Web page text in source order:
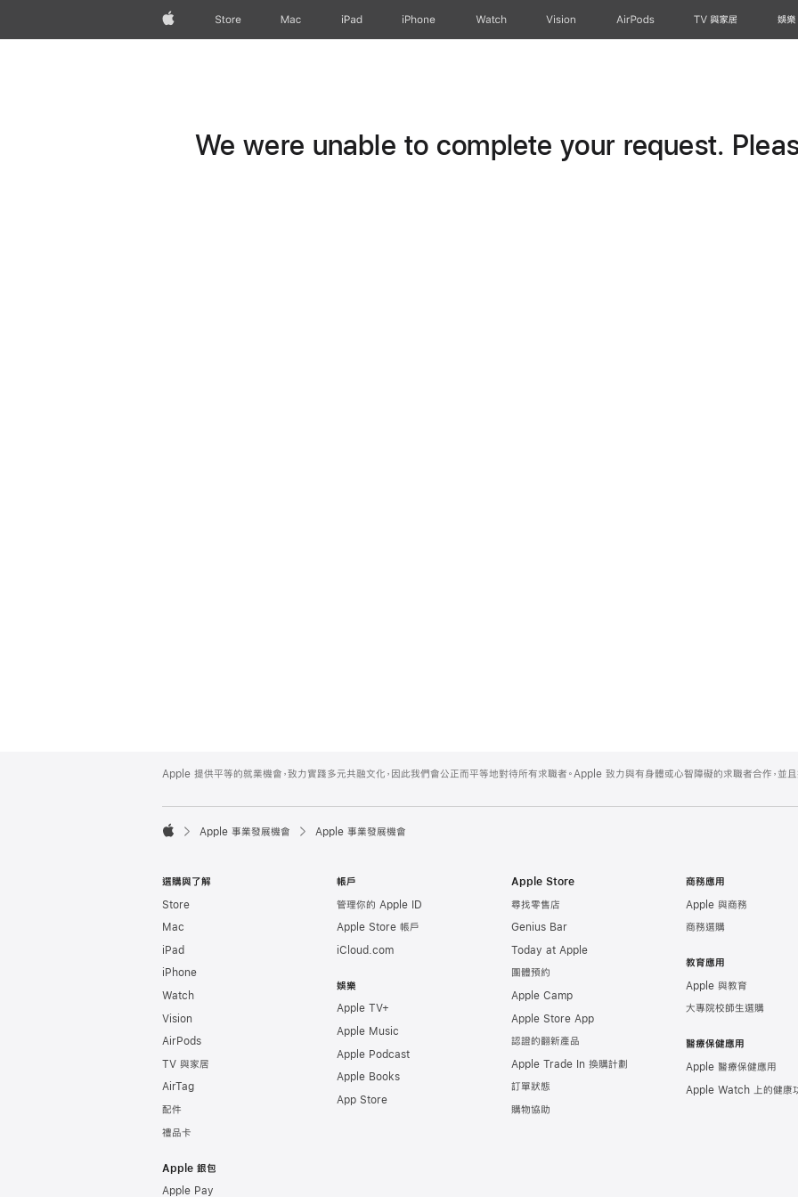
Apple Store Mac iPad iPhone Watch Vision AirPods TV 與家居 娛樂
We were unable to complete your request.
Footer
Apple 提供平等的就業機會，致力實踐多元共融文化，因此我們會公正而平等地對待所有求職者。Apple 致力與有身體或心智障礙的求職者合作，並且

Apple 事業發展機會 Apple 事業發展機會
選購與了解
Store
Mac
iPad
iPhone
Watch
Vision
AirPods
TV 與家居
AirTag
配件
禮品卡
Apple 銀包
Apple Pay
帳戶
管理你的 Apple ID
Apple Store 帳戶
iCloud.com
娛樂
Apple TV+
Apple Music
Apple Podcast
Apple Books
App Store
Apple Store
尋找零售店
Genius Bar
Today at Apple
團體預約
Apple Camp
Apple Store App
認證的翻新產品
Apple Trade In 換購計劃
訂單狀態
購物協助
商務應用
Apple 與商務
商務選購
教育應用
Apple 與教育
大專院校師生選購
醫療保健應用
Apple 醫療保健應用
Apple Watch 上的健康